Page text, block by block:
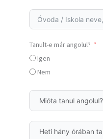
Tanult-e már angolul?
Igen
Nem